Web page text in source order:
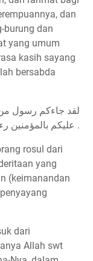
dan
burung dan
yang umum
kasih sayang
bersabda
ﻋﻠﻴﻜﻢ ﺑﺎﻟﻤﺆﻣﻨﻴﻦ ﺭﺀﻭﻑ ﺭﺣﻴﻢ .
rosul dari
yang
(keimanandan
dari
Allah swt